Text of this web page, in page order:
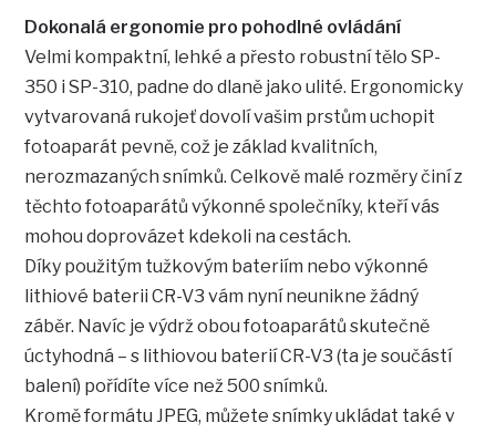
Dokonalá ergonomie pro pohodlné ovládání
Velmi kompaktní, lehké a přesto robustní tělo SP-
350 i SP-310, padne do dlaně jako ulité. Ergonomicky
vytvarovaná rukojeť dovolí vašim prstům uchopit
fotoaparát pevně, což je základ kvalitních,
nerozmazaných snímků. Celkově malé rozměry činí z
těchto fotoaparátů výkonné společníky, kteří vás
mohou doprovázet kdekoli na cestách.
Díky použitým tužkovým bateriím nebo výkonné
lithiové baterii CR-V3 vám nyní neunikne žádný
záběr. Navíc je výdrž obou fotoaparátů skutečně
úctyhodná – s lithiovou baterií CR-V3 (ta je součástí
balení) pořídíte více než 500 snímků.
Kromě formátu JPEG, můžete snímky ukládat také v